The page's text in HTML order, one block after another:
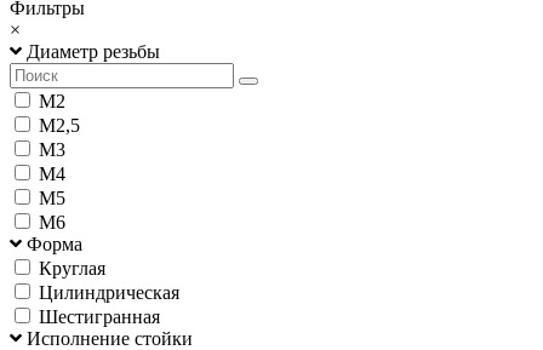
Фильтры
×
Диаметр резьбы
М2
М2,5
М3
М4
М5
М6
Форма
Круглая
Цилиндрическая
Шестигранная
Исполнение стойки